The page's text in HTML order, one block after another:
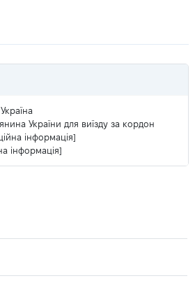
Україна
України для виїзду за кордон
інформація]
інформація]